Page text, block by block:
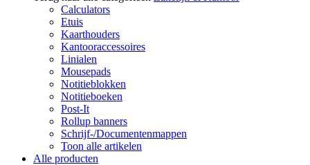
Calculators
Etuis
Kaarthouders
Kantooraccessoires
Linialen
Mousepads
Notitieblokken
Notitieboeken
Post-It
Rollup banners
Schrijf-/Documentenmappen
Toon alle artikelen
Alle producten